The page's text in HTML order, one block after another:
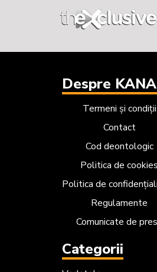
Despre
Termeni și condiții
Contact
Cod deontologic
Politica de cookies
Politica de
Regulamente
Comunicate de
Categorii